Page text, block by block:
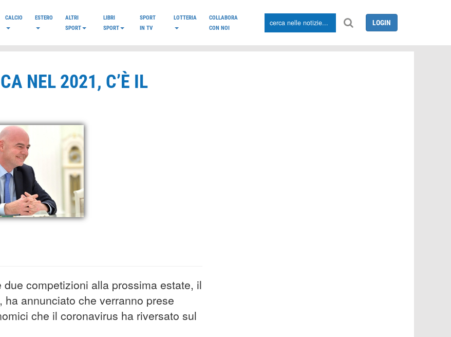
CALCIO ESTERO
ALTRI
SPORT
LIBRI
SPORT
SPORT
IN TV
LOTTERIA
COLLABORA
CON NOI
LOGIN
NEL 2021, C’È IL
competizioni alla prossima estate, il
annunciato che verranno prese
che il coronavirus ha riversato sul